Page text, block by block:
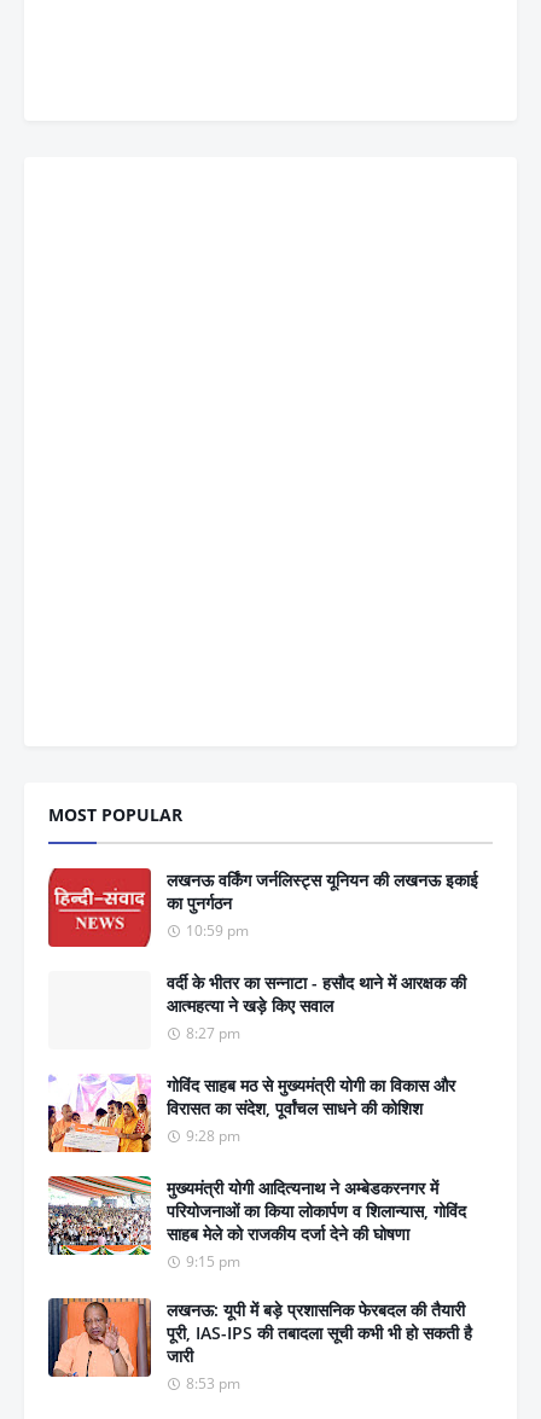
MOST POPULAR
लखनऊ वर्किंग जर्नलिस्ट्स यूनियन की लखनऊ इकाई
का पुनर्गठन
10:59 pm
वर्दी के भीतर का सन्नाटा - हसौद थाने में आरक्षक की
आत्महत्या ने खड़े किए सवाल
8:27 pm
गोविंद साहब मठ से मुख्यमंत्री योगी का विकास और
विरासत का संदेश, पूर्वांचल साधने की कोशिश
9:28 pm
मुख्यमंत्री योगी आदित्यनाथ ने अम्बेडकरनगर में
परियोजनाओं का किया लोकार्पण व शिलान्यास, गोविंद
साहब मेले को राजकीय दर्जा देने की घोषणा
9:15 pm
लखनऊ: यूपी में बड़े प्रशासनिक फेरबदल की तैयारी
पूरी, IAS-IPS की तबादला सूची कभी भी हो सकती है
जारी
8:53 pm